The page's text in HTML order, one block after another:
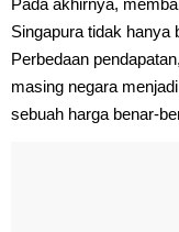
Singapura tidak hanya
Perbedaan
masing negara
sebuah harga benar-